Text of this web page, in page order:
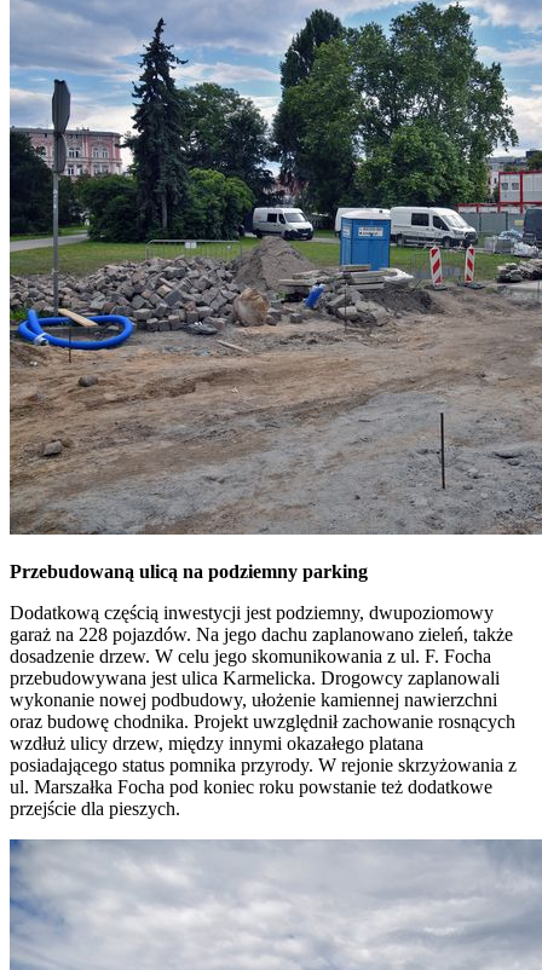
Przebudowaną ulicą na podziemny parking
Dodatkową częścią inwestycji jest podziemny, dwupoziomowy
garaż na 228 pojazdów. Na jego dachu zaplanowano zieleń, także
dosadzenie drzew. W celu jego skomunikowania z ul. F. Focha
przebudowywana jest ulica Karmelicka. Drogowcy zaplanowali
wykonanie nowej podbudowy, ułożenie kamiennej nawierzchni
oraz budowę chodnika. Projekt uwzględnił zachowanie rosnących
wzdłuż ulicy drzew, między innymi okazałego platana
posiadającego status pomnika przyrody. W rejonie skrzyżowania z
ul. Marszałka Focha pod koniec roku powstanie też dodatkowe
przejście dla pieszych.